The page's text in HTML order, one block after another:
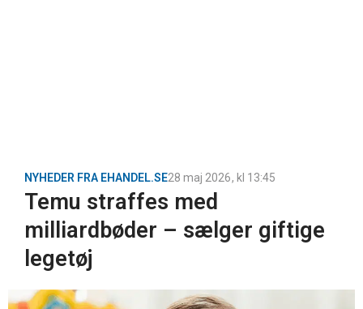
NYHEDER FRA EHANDEL.SE28 maj 2026, kl 13:45
Temu straffes med
milliardbøder – sælger giftige
legetøj